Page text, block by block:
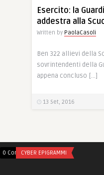
Esercito: la
addestra alla
Written by PaolaCasoli
Ben 322 allievi della
sovrintendenti della
appena concluso […]
13 Set, 2016
0 CommentsCYBER EPIGRAMMI